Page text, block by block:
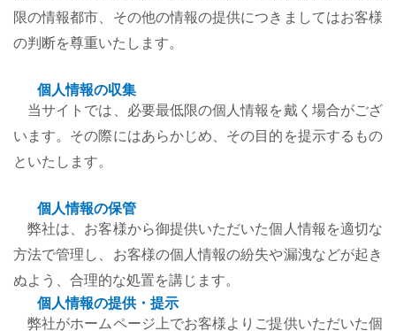
限の情報都市、その他の情報の提供につきましてはお客様
の判断を尊重いたします。
個人情報の収集
当サイトでは、必要最低限の個人情報を戴く場合がござ
います。その際にはあらかじめ、その目的を提示するもの
といたします。
個人情報の保管
弊社は、お客様から御提供いただいた個人情報を適切な
方法で管理し、お客様の個人情報の紛失や漏洩などが起き
ぬよう、合理的な処置を講じます。
個人情報の提供・提示
弊社がホームページ上でお客様よりご提供いただいた個